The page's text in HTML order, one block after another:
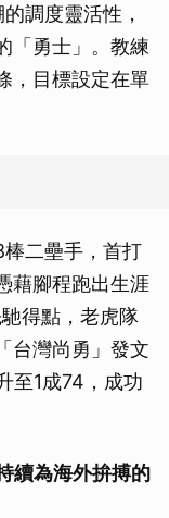
調度靈活性，
「勇士」。教練
，目標設定在單
二壘手，首打
藉腳程跑出生涯
得點，老虎隊
台灣尚勇」發文
至1成74，成功
續為海外拚搏的